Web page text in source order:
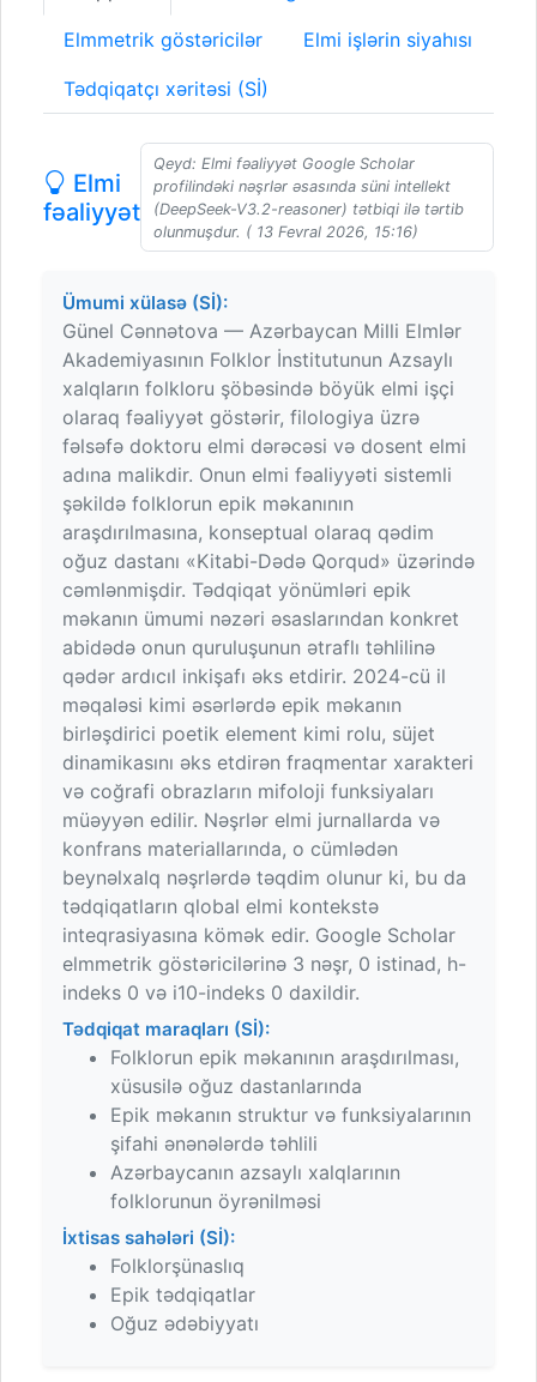
Elmmetrik göstəricilər Elmi işlərin siyahısı
Tədqiqatçı xəritəsi (Sİ)
Elmi
fəaliyyət
Qeyd: Elmi fəaliyyət Google Scholar
profilindəki nəşrlər əsasında süni intellekt
(DeepSeek-V3.2-reasoner) tətbiqi ilə tərtib
olunmuşdur. ( 13 Fevral 2026, 15:16)
Ümumi xülasə (Sİ):
Günel Cənnətova — Azərbaycan Milli Elmlər
Akademiyasının Folklor İnstitutunun Azsaylı
xalqların folkloru şöbəsində böyük elmi işçi
olaraq fəaliyyət göstərir, filologiya üzrə
fəlsəfə doktoru elmi dərəcəsi və dosent elmi
adına malikdir. Onun elmi fəaliyyəti sistemli
şəkildə folklorun epik məkanının
araşdırılmasına, konseptual olaraq qədim
oğuz dastanı «Kitabi-Dədə Qorqud» üzərində
cəmlənmişdir. Tədqiqat yönümləri epik
məkanın ümumi nəzəri əsaslarından konkret
abidədə onun quruluşunun ətraflı təhlilinə
qədər ardıcıl inkişafı əks etdirir. 2024-cü il
məqaləsi kimi əsərlərdə epik məkanın
birləşdirici poetik element kimi rolu, süjet
dinamikasını əks etdirən fraqmentar xarakteri
və coğrafi obrazların mifoloji funksiyaları
müəyyən edilir. Nəşrlər elmi jurnallarda və
konfrans materiallarında, o cümlədən
beynəlxalq nəşrlərdə təqdim olunur ki, bu da
tədqiqatların qlobal elmi kontekstə
inteqrasiyasına kömək edir. Google Scholar
elmmetrik göstəricilərinə 3 nəşr, 0 istinad, h-
indeks 0 və i10-indeks 0 daxildir.
Tədqiqat maraqları (Sİ):
Folklorun epik məkanının araşdırılması,
xüsusilə oğuz dastanlarında
Epik məkanın struktur və funksiyalarının
şifahi ənənələrdə təhlili
Azərbaycanın azsaylı xalqlarının
folklorunun öyrənilməsi
İxtisas sahələri (Sİ):
Folklorşünaslıq
Epik tədqiqatlar
Oğuz ədəbiyyatı